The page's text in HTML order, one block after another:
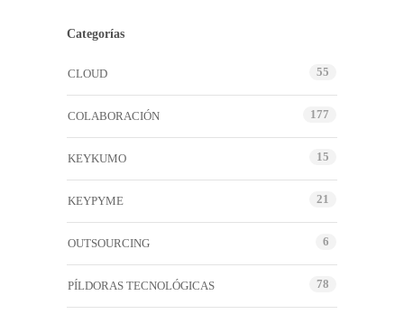
Categorías
CLOUD 55
COLABORACIÓN 177
KEYKUMO 15
KEYPYME 21
OUTSOURCING 6
PÍLDORAS TECNOLÓGICAS 78